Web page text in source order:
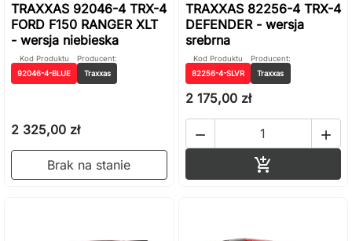
TRAXXAS 92046-4 TRX-4
FORD F150 RANGER XLT
- wersja niebieska
Kod Produktu
92046-4-BLUE
Producent:
Traxxas
2 325,00 zł
Brak na stanie
TRAXXAS 82256-4 TRX-4
DEFENDER - wersja
srebrna
Kod Produktu
82256-4-SLVR
Producent:
Traxxas
2 175,00 zł
 
